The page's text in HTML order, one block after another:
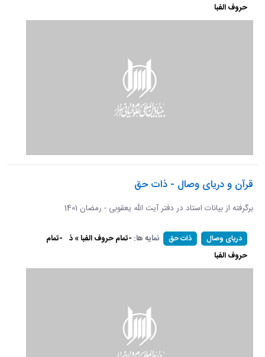
حروف الفبا
قرآن و دریای وصال - ذات حق
برگرفته از بیانات استاد در دفتر آیت الله یعقوبی - رمضان 1401
دریای وصال ذات حق نمایه ها: -تمام حروف الفبا » ذ -تمام
حروف الفبا